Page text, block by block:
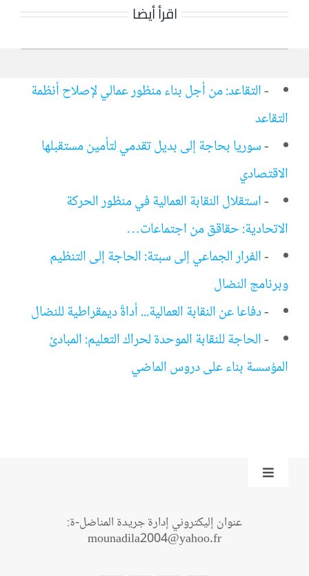
اقرأ أيضا
-التقاعد: من أجل بناء منظور عمالي لإصلاح أنظمة
التقاعد
-سوريا بحاجة إلى بديل تقدمي لتأمين مستقبلها
الاقتصادي
-استقلال النقابة العمالية في منظور الحركة
الاتحادية: حقاقق من اجتماعات…
-الفرار الجماعي إلى سبتة: الحاجة إلى التنظيم
وبرنامج النضال
-دفاعا عن النقابة العمالية... أداةً ديمقراطية للنضال
-الحاجة للنقابة الموحدة لحراك التعليم: المبادئ
المؤسسة بناء على دروس الماضي
Toggle
عنوان إليكتروني إدارة جريدة المناضل-ة:
mounadila2004@yahoo.fr